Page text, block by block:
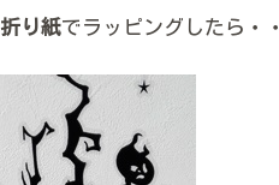
折り紙でラッピングしたら・・